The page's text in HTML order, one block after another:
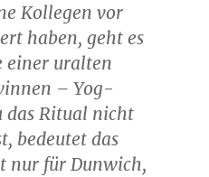
Kollegen vor
haben, geht es
einer uralten
– Yog-
das Ritual nicht
bedeutet das
nur für Dunwich,